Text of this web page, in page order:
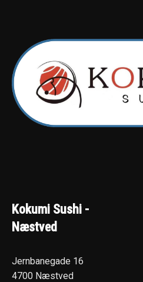
Kokumi Sushi -
Næstved
Jernbanegade 16
4700 Næstved